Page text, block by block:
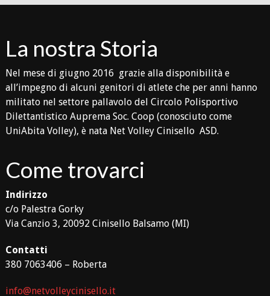
La nostra Storia
Nel mese di giugno 2016 grazie alla disponibilità e
all’impegno di alcuni genitori di atlete che per anni hanno
militato nel settore pallavolo del Circolo Polisportivo
Dilettantistico Auprema Soc. Coop (conosciuto come
UniAbita Volley), è nata Net Volley Cinisello ASD.
Come trovarci
Indirizzo
c/o Palestra Gorky
Via Canzio 3, 20092 Cinisello Balsamo (MI)
Contatti
380 7063406 – Roberta
info@netvolleycinisello.it